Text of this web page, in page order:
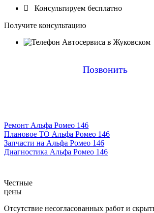
 Консультируем бесплатно
Получите консультацию
Позвонить
Ремонт Альфа Ромео 146
Плановое ТО Альфа Ромео 146
Запчасти на Альфа Ромео 146
Диагностика Альфа Ромео 146
Честные
цены
Отсутствие несогласованных работ и